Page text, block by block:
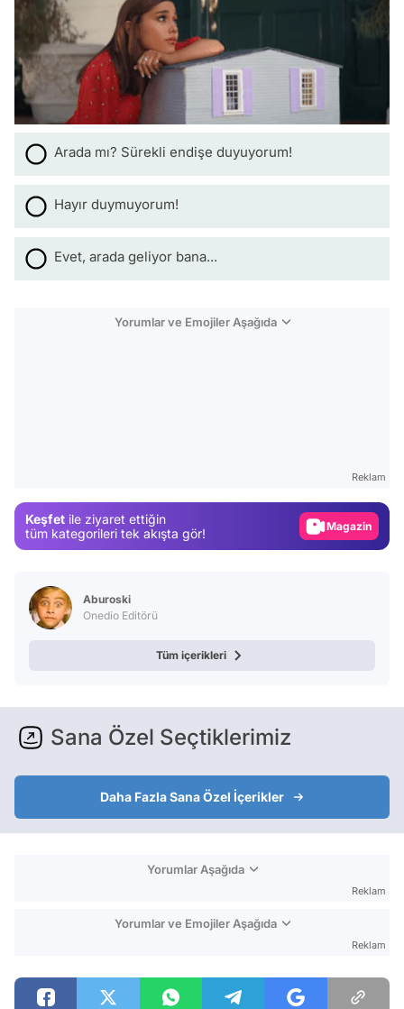
Arada mı? Sürekli endişe duyuyorum!
Hayır duymuyorum!
Evet, arada geliyor bana...
Yorumlar ve Emojiler Aşağıda
Reklam
Keşfet ile ziyaret ettiğin
tüm kategorileri tek akışta gör!
Video
Aburoski
Onedio Editörü
Tüm içerikleri
Sana Özel Seçtiklerimiz
Daha Fazla Sana Özel İçerikler
Yorumlar Aşağıda
Reklam
Yorumlar ve Emojiler Aşağıda
Reklam